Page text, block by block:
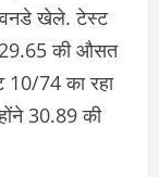
वनडे खेले. टेस्ट
29.65 की औसत
10/74 का रहा
30.89 की